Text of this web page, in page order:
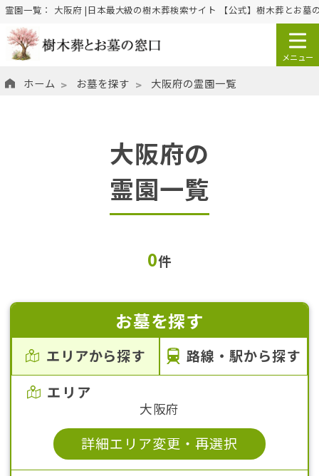
霊園一覧： 大阪府 |日本最大級の樹木葬検索サイト 【公式】樹木葬とお墓
ホーム お墓を探す 大阪府の霊園一覧
大阪府の
霊園一覧
0件
お墓を探す
エリアから探す
路線・駅から探す
エリア
大阪府
詳細エリア変更・再選択